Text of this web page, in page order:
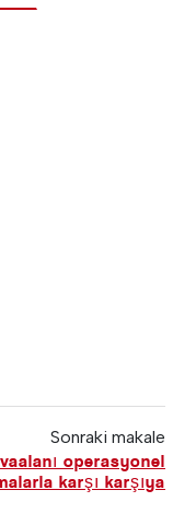
Sonraki makale
operasyonel
karşı karşıya